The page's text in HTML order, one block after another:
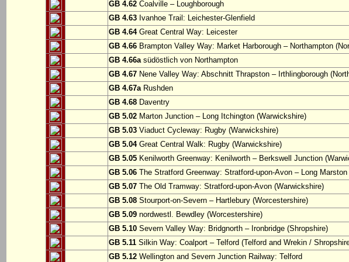
GB 4.62 Coalville – Loughborough
GB 4.63 Ivanhoe Trail: Leichester-Glenfield
GB 4.64Great Central Way: Leicester
GB 4.66 Brampton Valley Way: Market Harborough – Northampton
GB 4.66asüdöstlich von Northampton
GB 4.67 Nene Valley Way: Abschnitt Thrapston – Irthlingborough
GB 4.67aRushden
GB 4.68 Daventry
GB 5.02 Marton Junction – Long Itchington (Warwickshire)
GB 5.03 Viaduct Cycleway: Rugby (Warwickshire)
GB 5.04Great Central Walk: Rugby (Warwickshire)
GB 5.05 Kenilworth Greenway: Kenilworth – Berkswell Junction
GB 5.06 The Stratford Greenway: Stratford-upon-Avon – Long
GB 5.07 The Old Tramway: Stratford-upon-Avon (Warwickshire)
GB 5.08 Stourport-on-Severn – Hartlebury (Worcestershire)
GB 5.09 nordwestl. Bewdley (Worcestershire)
GB 5.10 Severn Valley Way: Bridgnorth – Ironbridge (Shropshire)
GB 5.11 Silkin Way: Coalport – Telford (Telford and Wrekin /
GB 5.12 Wellington and Severn Junction Railway: Telford